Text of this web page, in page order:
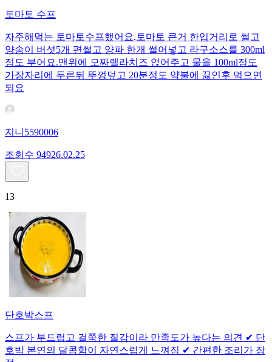
토마토 수프
자주해먹는 토마토수프했어요.토마토 큰거 한입거리로 썰고
양송이 버섯5개 편썰고 양파 한개 썰어넣고 라구소스를 300ml
정도 부어요.맨위에 모짜렐라치즈 얹어주고 물을 100ml정도
가장자리에 두른뒤 뚜껑덮고 20분정도 약불에 끓인후 먹으면
되요
지니5590006
조회수 94926.02.25
13
단호박스프
스프가 부드럽고 걸쭉한 질감이라 만족도가 높다는 의견 ✔ 단
호박 본연의 달콤함이 자연스럽게 느껴짐 ✔ 간편한 조리가 장